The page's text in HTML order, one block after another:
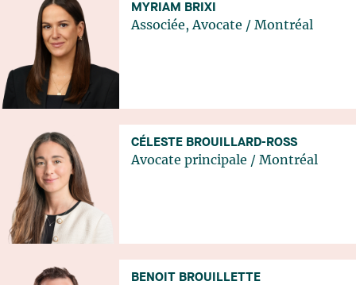
MYRIAM BRIXI
Associée, Avocate / Montréal
CÉLESTE BROUILLARD-ROSS
Avocate principale / Montréal
BENOIT BROUILLETTE